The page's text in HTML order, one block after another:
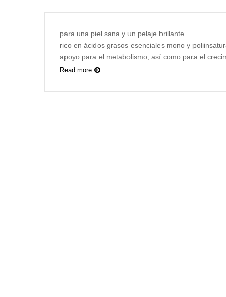
para una piel sana y un pelaje brillante
rico en ácidos grasos esenciales mono y
apoyo para el metabolismo, así como para el
ayuda a la regeneración de la piel seca
Read more